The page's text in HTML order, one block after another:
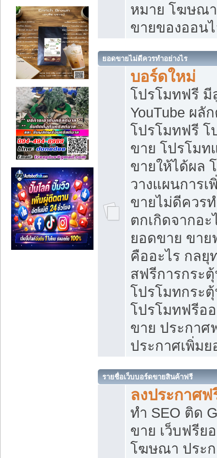
หมาย โฆษณ
ขายของออน
ยอดขายไม่ดีควรทำอย่างไร
บอร์ดใหม่
โปรโมทฟรี มี
YouTube ผลั
โปรโมทฟรี โ
ขาย โปรโมท
ขายให้ได้ผล
วางแผนการ
ขายไม่ดีควร
ตกเกิดจากอะ
ยอดขาย ขาย
คืออะไร กลยุ
สฟรีการกระ
โปรโมทกระ
โปรโมทฟรีอ
ขาย ประกาศ
ประกาศเพิ่ม
รายชื่อเว็บบอร์ดขายสินค้าฟรี
ลงประกาศฟ
ทำ SEO ติด
ขาย เว็บฟรีย
โฆษณา ประ